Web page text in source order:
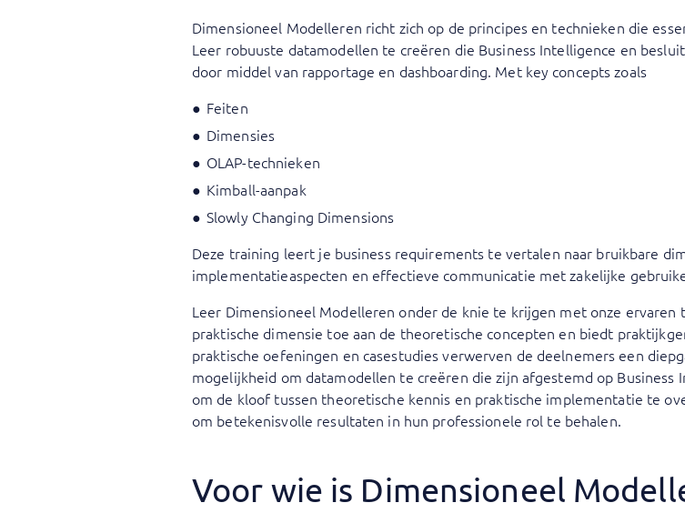
Dimensioneel Modelleren richt zich op de principes en technieken die
Leer robuuste datamodellen te creëren die Business Intelligence en
door middel van rapportage en dashboarding. Met key concepts zoals
Feiten
Dimensies
OLAP-technieken
Kimball-aanpak
Slowly Changing Dimensions
Deze training leert je business requirements te vertalen naar bruikbare
implementatieaspecten en effectieve communicatie met zakelijke
Leer Dimensioneel Modelleren onder de knie te krijgen met onze
praktische dimensie toe aan de theoretische concepten en biedt
praktische oefeningen en casestudies verwerven de deelnemers een
mogelijkheid om datamodellen te creëren die zijn afgestemd op
om de kloof tussen theoretische kennis en praktische implementatie te
om betekenisvolle resultaten in hun professionele rol te behalen.
Voor wie is Dimensioneel